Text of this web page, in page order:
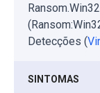
Detecções (
SINTOMAS